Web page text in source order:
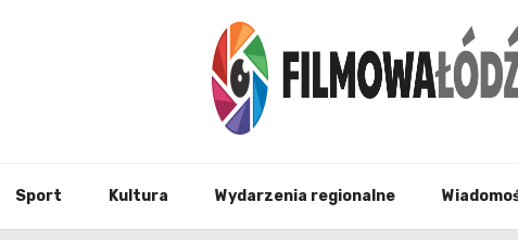
Sport Kultura Wydarzenia regionalne